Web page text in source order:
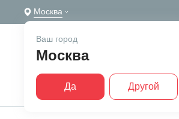
Москва
Ваш город
Москва
Да Другой